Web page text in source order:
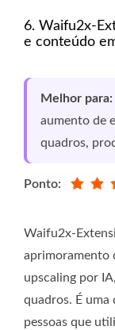
6. Waifu2x-
e conteúdo
Melhor para:
aumento de
quadros,
Ponto:
Waifu2x-
aprimoramento
upscaling por
quadros. É uma
pessoas que